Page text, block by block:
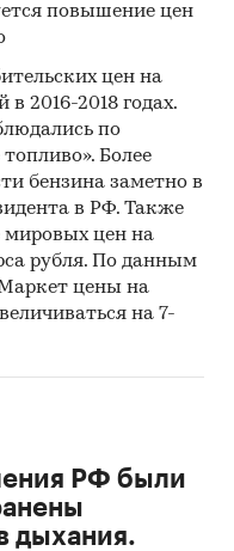
повышение цен
цен на
2016-2018 годах.
по
Более
бензина заметно в
в РФ. Также
мировых цен на
рубля. По данным
цены на
на 7-
РФ были
дыхания.